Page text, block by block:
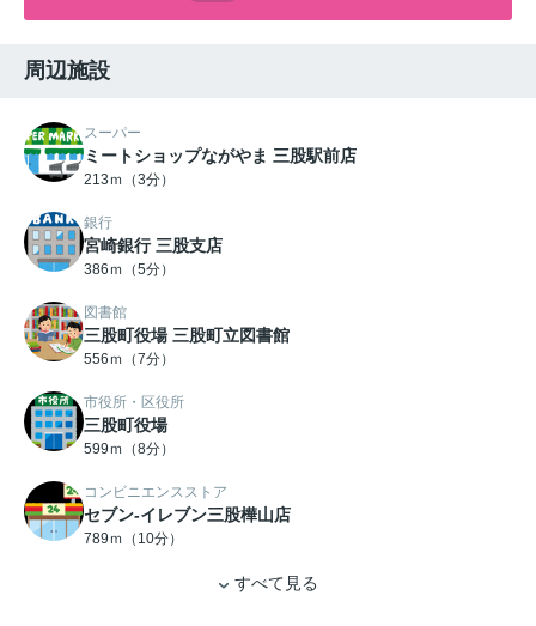
周辺施設
スーパー
ミートショップながやま 三股駅前店
213ｍ（3分）
銀行
宮崎銀行 三股支店
386ｍ（5分）
図書館
三股町役場 三股町立図書館
556ｍ（7分）
市役所・区役所
三股町役場
599ｍ（8分）
コンビニエンスストア
セブン-イレブン三股樺山店
789ｍ（10分）
すべて見る